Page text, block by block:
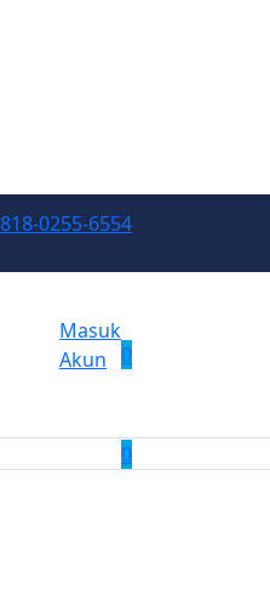
0255-6554
Masuk
Akun
0
0